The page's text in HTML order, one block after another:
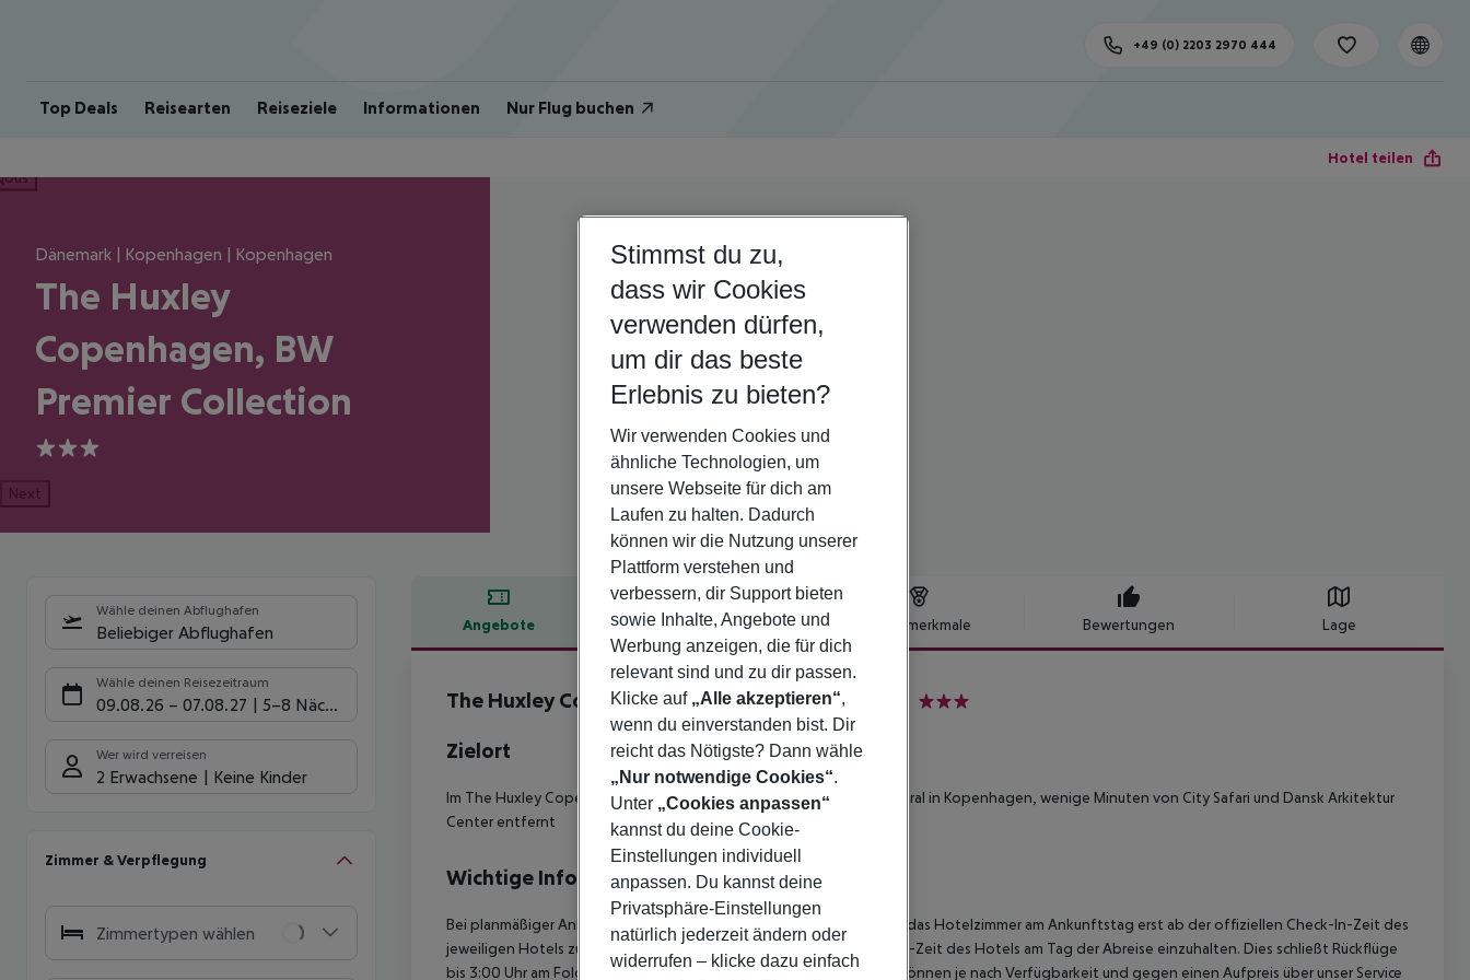
Top Deals Reisearten Reiseziele Informationen Nur Flug buchen
+49 (0) 2203 2970 444
Hotel teilen
Dänemark | Kopenhagen | Kopenhagen
The Huxley
Copenhagen, BW
Premier Collection
3
Next
Wähle deinen Abflughafen
Beliebiger Abflughafen
Wähle deinen Reisezeitraum
09.08.26 – 07.08.27 5-8 Nächte
Wer wird verreisen
2 Erwachsene Keine Kinder
Zimmer & Verpflegung
Zimmertypen wählen
Angebote Hotelbeschreibung Hotelmerkmale Bewertungen Lage
Hotelbeschreibung
The Huxley Copenhagen, BW Premier Collection
Zielort
Im The Huxley Copenhagen, BW Premier Collection wohnen Sie zentral in Kopenhagen, wenige Minuten von City Safari und Dansk Arkitektur
Center entfernt
Wichtige Informationen
Bei planmäßiger Ankunft im Zielgebiet ab 04:00 Uhr morgens steht das Hotelzimmer am Ankunftstag erst ab der offiziellen Check-In-Zeit des
jeweiligen Hotels zur Verfügung. Ebenso ist die offizielle Check-Out-Zeit des Hotels am Tag der Abreise einzuhalten. Dies schließt Rückflüge
bis 3:00 Uhr am Folgetag ein. Früh-Check-In bzw. Spät-Check-Out können je nach Verfügbarkeit und gegen einen Aufpreis über unser Service
Stimmst du zu,
dass wir Cookies
verwenden dürfen,
um dir das beste
Erlebnis zu bieten?
Wir verwenden Cookies und
ähnliche Technologien, um
unsere Webseite für dich am
Laufen zu halten. Dadurch
können wir die Nutzung unserer
Plattform verstehen und
verbessern, dir Support bieten
sowie Inhalte, Angebote und
Werbung anzeigen, die für dich
relevant sind und zu dir passen.
Klicke auf „Alle akzeptieren“,
wenn du einverstanden bist. Dir
reicht das Nötigste? Dann wähle
„Nur notwendige Cookies“.
Unter „Cookies anpassen“
kannst du deine Cookie-
Einstellungen individuell
anpassen. Du kannst deine
Privatsphäre-Einstellungen
natürlich jederzeit ändern oder
widerrufen – klicke dazu einfach